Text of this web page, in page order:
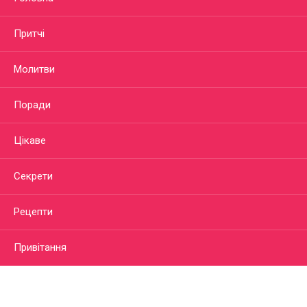
Притчі
Молитви
Поради
Цікаве
Секрети
Рецепти
Привітання